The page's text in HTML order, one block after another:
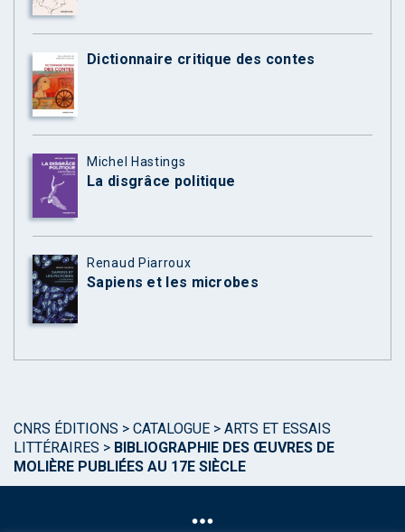
Dictionnaire critique des contes
Michel Hastings
La disgrâce politique
Renaud Piarroux
Sapiens et les microbes
CNRS ÉDITIONS > CATALOGUE > ARTS ET ESSAIS
LITTÉRAIRES > BIBLIOGRAPHIE DES ŒUVRES DE
MOLIÈRE PUBLIÉES AU 17E SIÈCLE